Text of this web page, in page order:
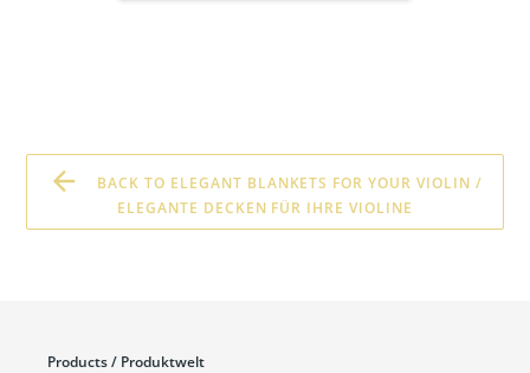
BACK TO ELEGANT BLANKETS FOR YOUR VIOLIN /
ELEGANTE DECKEN FÜR IHRE VIOLINE
Products / Produktwelt